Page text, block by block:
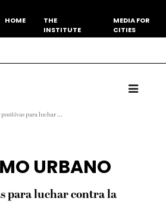
HOME
THE
INSTITUTE
MEDIA FOR
CITIES
para luchar ...
URBANO
para luchar contra la